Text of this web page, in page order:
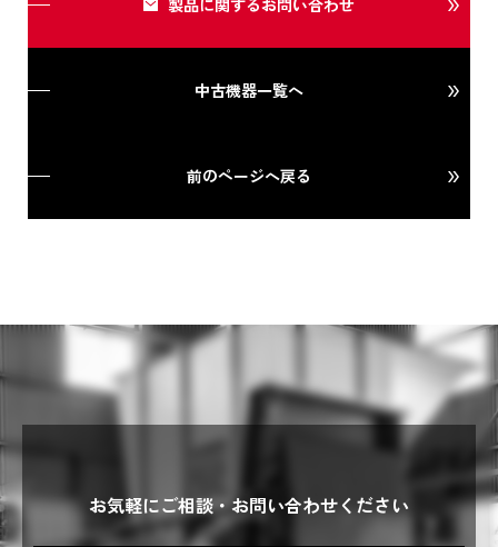
製品に関するお問い合わせ
中古機器一覧へ
前のページへ戻る
お気軽にご相談・お問い合わせください